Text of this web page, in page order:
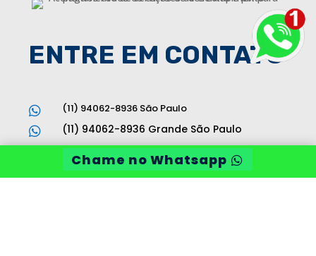
ENTRE EM CONTATO

(11) 94062-8936 São Paulo

(11) 94062-8936 Grande São Paulo
vendas@desentupidoraama.com.br
Av. Brigadeiro Faria Lima, 1811 Jardim
Paulistano - São Paulo
Chame no Whatsapp